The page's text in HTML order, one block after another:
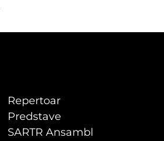
Repertoar
Predstave
SARTR Ansambl